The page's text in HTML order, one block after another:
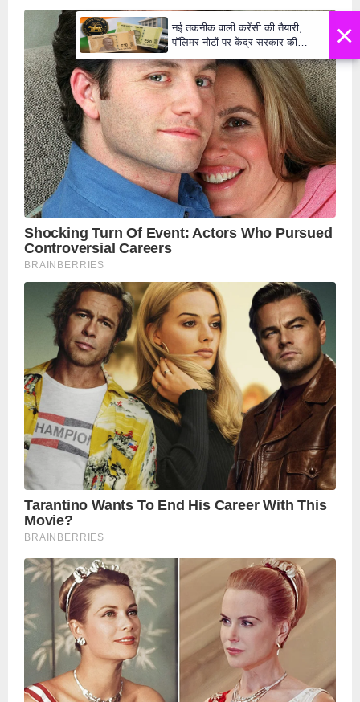
×
नई तकनीक वाली करेंसी की तैयारी,
पॉलिमर नोटों पर केंद्र सरकार की
₹10 और ₹20 के नोट - Daily Lok
Manch PM Modi U